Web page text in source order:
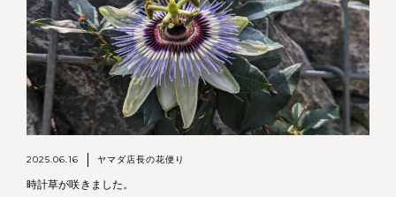
2025.06.16 ヤマダ店長の花便り
時計草が咲きました。